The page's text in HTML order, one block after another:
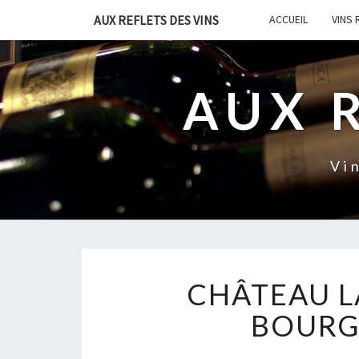
AUX REFLETS DES VINS ACCUEIL VINS
AUX
CHÂTEAU